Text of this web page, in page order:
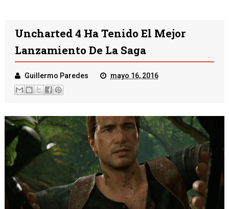
Uncharted 4 Ha Tenido El Mejor
Lanzamiento De La Saga
Guillermo Paredes mayo 16, 2016